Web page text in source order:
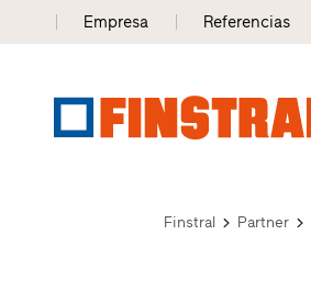
Empresa Referencias
Finstral Partner